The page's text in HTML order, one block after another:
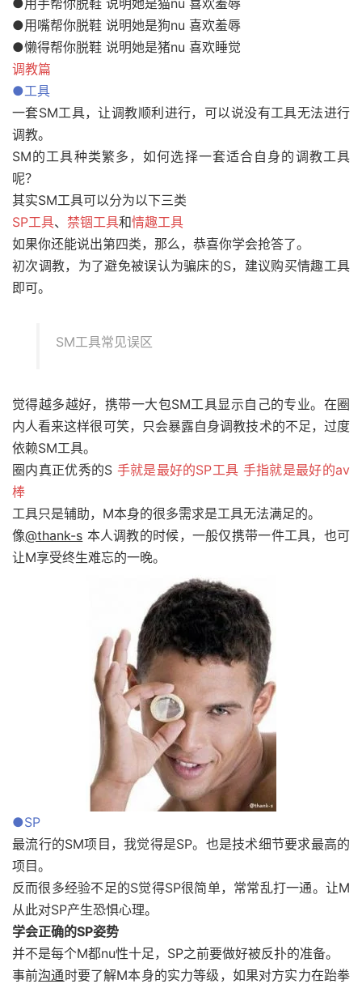
●用手帮你脱鞋 说明她是猫nu 喜欢羞辱
●用嘴帮你脱鞋 说明她是狗nu 喜欢羞辱
●懒得帮你脱鞋 说明她是猪nu 喜欢睡觉
调教篇
●工具
一套SM工具，让调教顺利进行，可以说没有工具无法进行
调教。
SM的工具种类繁多，如何选择一套适合自身的调教工具
呢？
其实SM工具可以分为以下三类
SP工具、 禁锢工具和情趣工具
如果你还能说出第四类，那么，恭喜你学会抢答了。
初次调教，为了避免被误认为骗床的S，建议购买情趣工具
即可。
SM工具常见误区
觉得越多越好，携带一大包SM工具显示自己的专业。在圈
内人看来这样很可笑，只会暴露自身调教技术的不足，过度
依赖SM工具。
圈内真正优秀的S 手就是最好的SP工具 手指就是最好的av
棒
工具只是辅助，M本身的很多需求是工具无法满足的。
像@thank-s 本人调教的时候，一般仅携带一件工具，也可
让M享受终生难忘的一晚。
●SP
最流行的SM项目，我觉得是SP。也是技术细节要求最高的
项目。
反而很多经验不足的S觉得SP很简单，常常乱打一通。让M
从此对SP产生恐惧心理。
学会正确的SP姿势
并不是每个M都nu性十足，SP之前要做好被反扑的准备。
事前沟通时要了解M本身的实力等级，如果对方实力在跆拳